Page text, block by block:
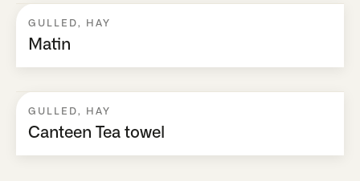
GULLED, HAY
Matin
GULLED, HAY
Canteen Tea towel